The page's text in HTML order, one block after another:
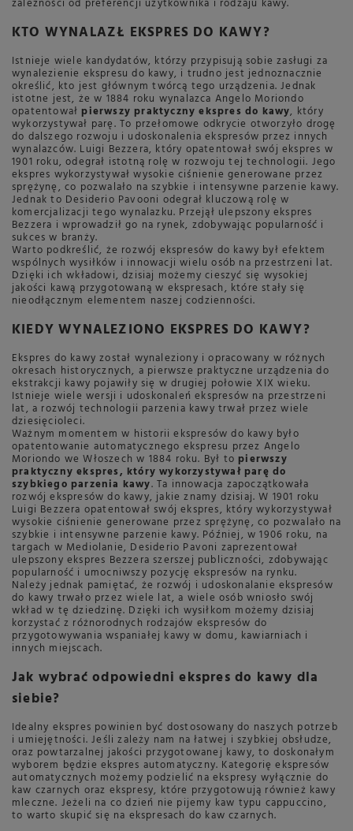
zależności od preferencji użytkownika i rodzaju kawy.
KTO WYNALAZŁ EKSPRES DO KAWY?
Istnieje wiele kandydatów, którzy przypisują sobie zasługi za
wynalezienie ekspresu do kawy, i trudno jest jednoznacznie
określić, kto jest głównym twórcą tego urządzenia. Jednak
istotne jest, że w 1884 roku wynalazca Angelo Moriondo
opatentował pierwszy praktyczny ekspres do kawy, który
wykorzystywał parę. To przełomowe odkrycie otworzyło drogę
do dalszego rozwoju i udoskonalenia ekspresów przez innych
wynalazców. Luigi Bezzera, który opatentował swój ekspres w
1901 roku, odegrał istotną rolę w rozwoju tej technologii. Jego
ekspres wykorzystywał wysokie ciśnienie generowane przez
sprężynę, co pozwalało na szybkie i intensywne parzenie kawy.
Jednak to Desiderio Pavooni odegrał kluczową rolę w
komercjalizacji tego wynalazku. Przejął ulepszony ekspres
Bezzera i wprowadził go na rynek, zdobywając popularność i
sukces w branży.
Warto podkreślić, że rozwój ekspresów do kawy był efektem
wspólnych wysiłków i innowacji wielu osób na przestrzeni lat.
Dzięki ich wkładowi, dzisiaj możemy cieszyć się wysokiej
jakości kawą przygotowaną w ekspresach, które stały się
nieodłącznym elementem naszej codzienności.
KIEDY WYNALEZIONO EKSPRES DO KAWY?
Ekspres do kawy został wynaleziony i opracowany w różnych
okresach historycznych, a pierwsze praktyczne urządzenia do
ekstrakcji kawy pojawiły się w drugiej połowie XIX wieku.
Istnieje wiele wersji i udoskonaleń ekspresów na przestrzeni
lat, a rozwój technologii parzenia kawy trwał przez wiele
dziesięcioleci.
Ważnym momentem w historii ekspresów do kawy było
opatentowanie automatycznego ekspresu przez Angelo
Moriondo we Włoszech w 1884 roku. Był to pierwszy
praktyczny ekspres, który wykorzystywał parę do
szybkiego parzenia kawy. Ta innowacja zapoczątkowała
rozwój ekspresów do kawy, jakie znamy dzisiaj. W 1901 roku
Luigi Bezzera opatentował swój ekspres, który wykorzystywał
wysokie ciśnienie generowane przez sprężynę, co pozwalało na
szybkie i intensywne parzenie kawy. Później, w 1906 roku, na
targach w Mediolanie, Desiderio Pavoni zaprezentował
ulepszony ekspres Bezzera szerszej publiczności, zdobywając
popularność i umocniwszy pozycję ekspresów na rynku.
Należy jednak pamiętać, że rozwój i udoskonalanie ekspresów
do kawy trwało przez wiele lat, a wiele osób wniosło swój
wkład w tę dziedzinę. Dzięki ich wysiłkom możemy dzisiaj
korzystać z różnorodnych rodzajów ekspresów do
przygotowywania wspaniałej kawy w domu, kawiarniach i
innych miejscach.
Jak wybrać odpowiedni ekspres do kawy dla
siebie?
Idealny ekspres powinien być dostosowany do naszych potrzeb
i umiejętności. Jeśli zależy nam na łatwej i szybkiej obsłudze,
oraz powtarzalnej jakości przygotowanej kawy, to doskonałym
wyborem będzie ekspres automatyczny. Kategorię ekspresów
automatycznych możemy podzielić na ekspresy wyłącznie do
kaw czarnych oraz ekspresy, które przygotowują również kawy
mleczne. Jeżeli na co dzień nie pijemy kaw typu cappuccino,
to warto skupić się na ekspresach do kaw czarnych.